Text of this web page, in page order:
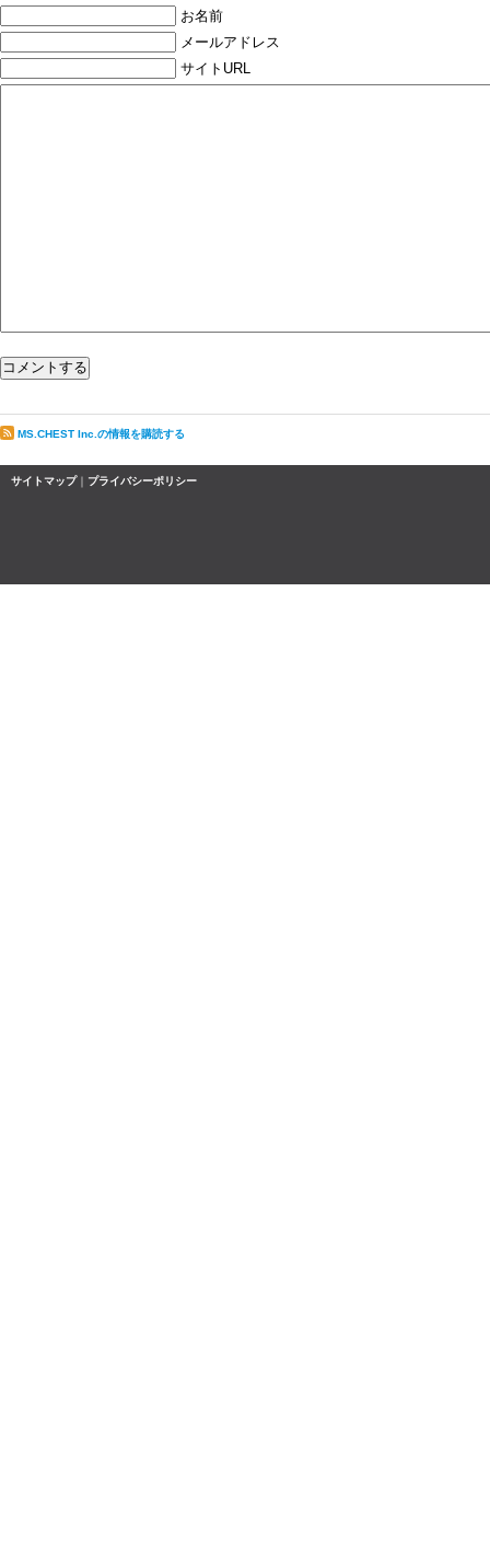
お名前
メールアドレス
サイトURL
MS.CHEST Inc.の情報を購読する
サイトマップ｜ プライバシーポリシー